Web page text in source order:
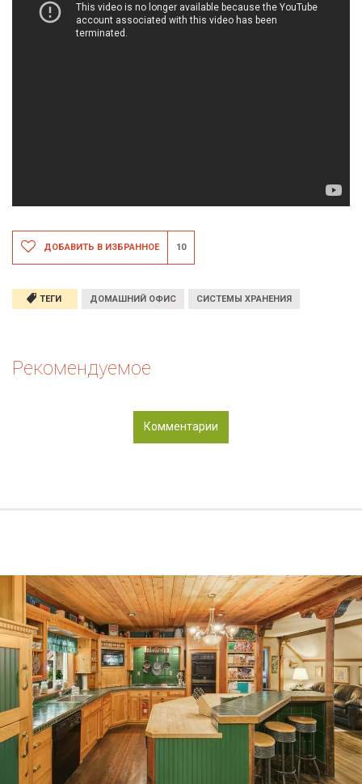
ДОБАВИТЬ В ИЗБРАННОЕ 10
ТЕГИ ДОМАШНИЙ ОФИС СИСТЕМЫ ХРАНЕНИЯ
Рекомендуемое
Комментарии